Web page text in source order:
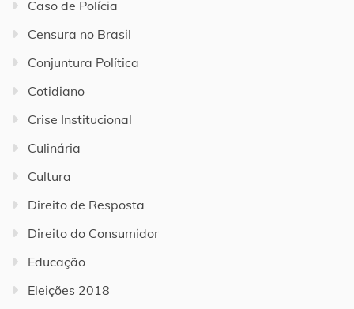
Caso de Polícia
Censura no Brasil
Conjuntura Política
Cotidiano
Crise Institucional
Culinária
Cultura
Direito de Resposta
Direito do Consumidor
Educação
Eleições 2018